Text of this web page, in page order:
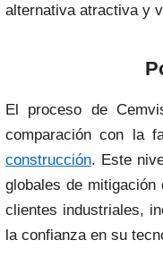
alternativa atractiva y
El proceso de
comparación con la
construcción. Este
globales de mitigación
clientes industriales,
la confianza en su